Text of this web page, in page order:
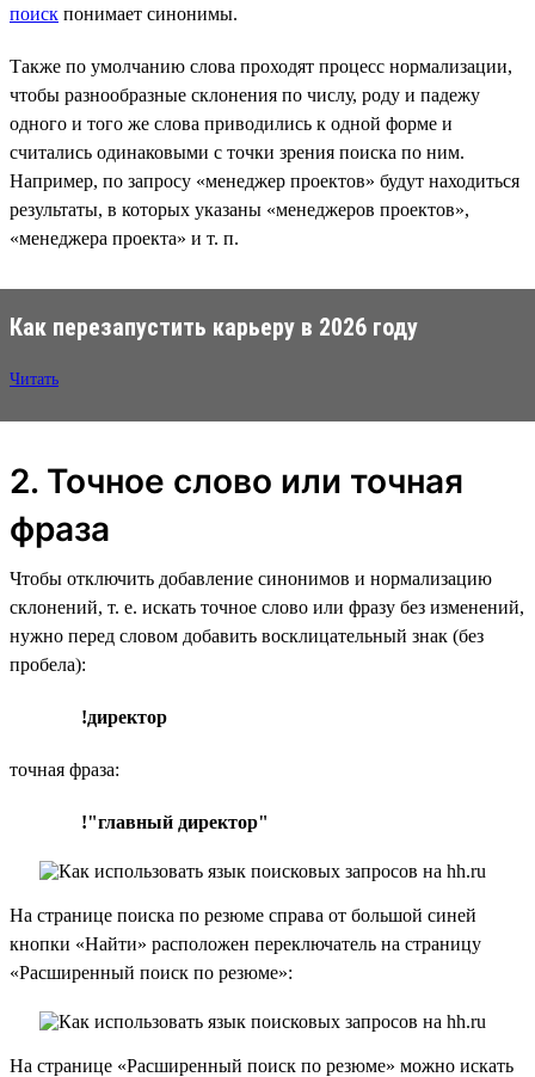
поиск понимает синонимы.
Также по умолчанию слова проходят процесс нормализации,
чтобы разнообразные склонения по числу, роду и падежу
одного и того же слова приводились к одной форме и
считались одинаковыми с точки зрения поиска по ним.
Например, по запросу «менеджер проектов» будут находиться
результаты, в которых указаны «менеджеров проектов»,
«менеджера проекта» и т. п.
Как перезапустить карьеру в 2026 году
Читать
2. Точное слово или точная
фраза
Чтобы отключить добавление синонимов и нормализацию
склонений, т. е. искать точное слово или фразу без изменений,
нужно перед словом добавить восклицательный знак (без
пробела):
!директор
точная фраза:
!"главный директор"
На странице поиска по резюме справа от большой синей
кнопки «Найти» расположен переключатель на страницу
«Расширенный поиск по резюме»:
На странице «Расширенный поиск по резюме» можно искать